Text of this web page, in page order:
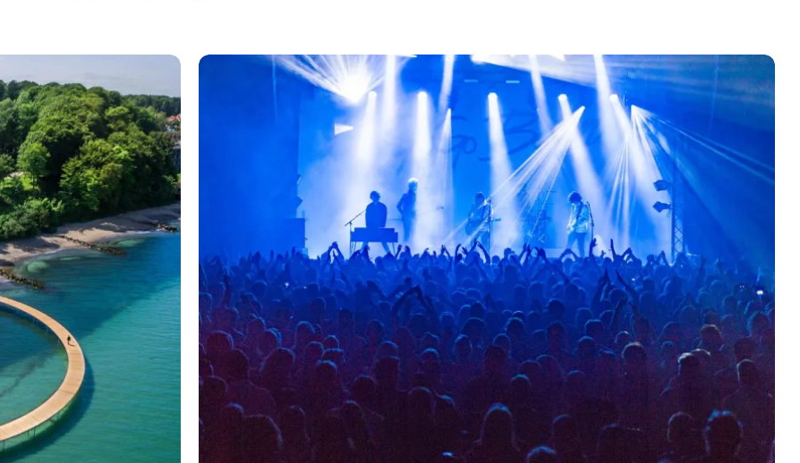
Musik og scener. Find de bedste steder her